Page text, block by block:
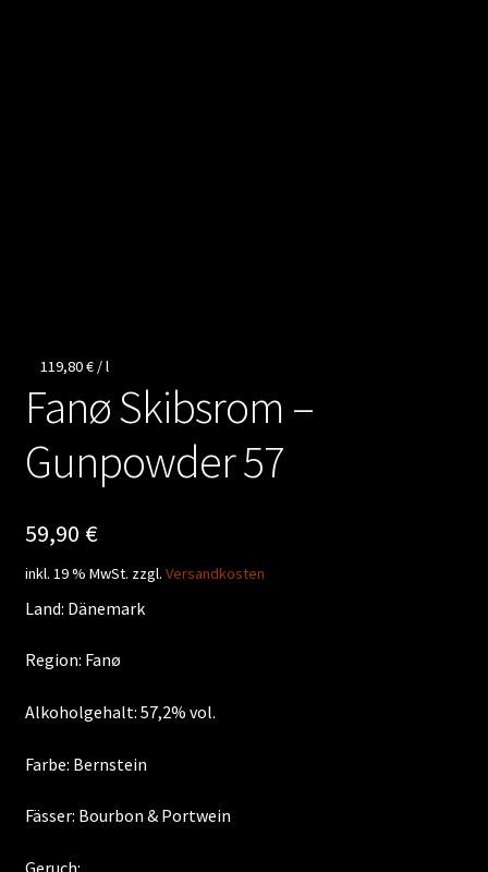
119,80€ /l
Fanø Skibsrom –
Gunpowder 57
59,90 €
inkl. 19 % MwSt. zzgl. Versandkosten
Land: Dänemark
Region: Fanø
Alkoholgehalt: 57,2% vol.
Farbe: Bernstein
Fässer: Bourbon & Portwein
Geruch: